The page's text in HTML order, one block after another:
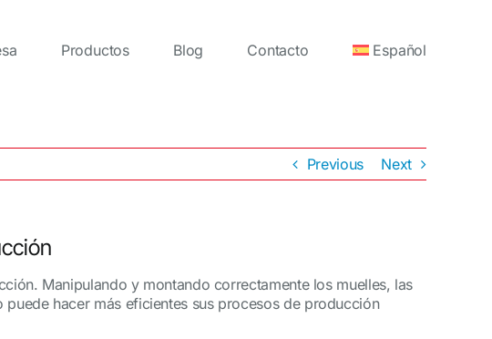
Productos Blog Contacto Español
Previous Next
Manipulando y montando correctamente los muelles, las
hacer más eficientes sus procesos de producción